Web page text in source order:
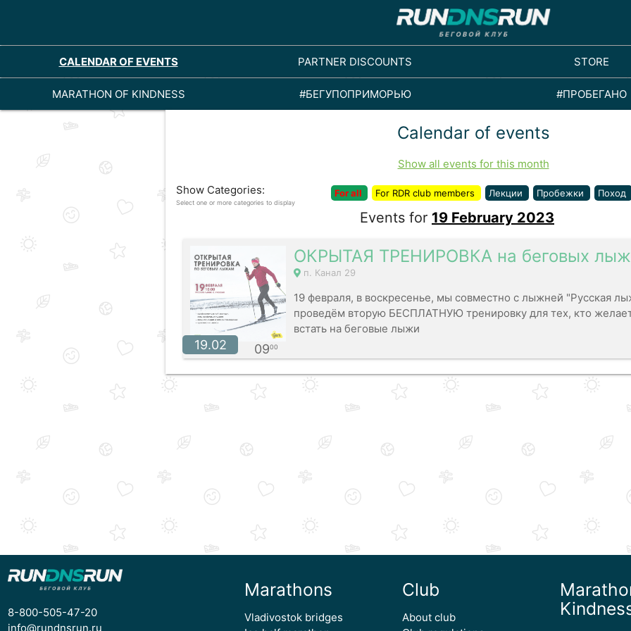
CALENDAR OF EVENTS PARTNER DISCOUNTS STORE
MARATHON OF KINDNESS #БЕГУПОПРИМОРЬЮ #ПРОБЕГАНО
Calendar of events
Show all events for this month
Show Categories:
Select one or more categories to display
For all For RDR club members Лекции Пробежки Поход
Events for 19 February 2023
19.02 0900
ОКРЫТАЯ ТРЕНИРОВКА на беговых
п. Канал 29
19 февраля, в воскресенье, мы совместно с лыжней "Русская
проведём вторую БЕСПЛАТНУЮ тренировку для тех, кто
встать на беговые лыжи
8-800-505-47-20
info@rundnsrun.ru
Marathons
Vladivostok bridges
Club
About club